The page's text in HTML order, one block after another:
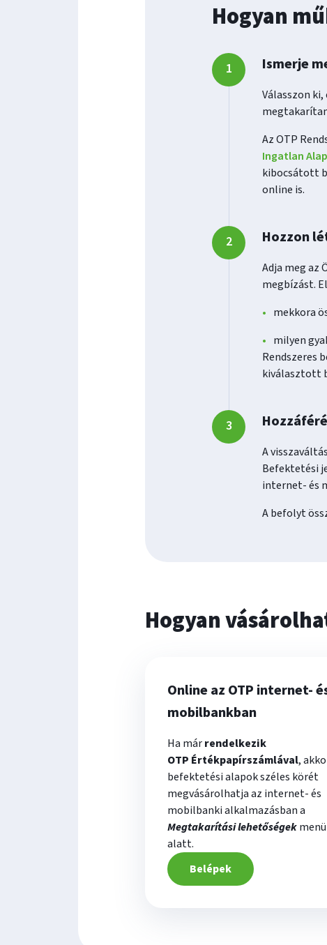
Hogyan
Ismerje
Válasszon
Az OTP
Ingatlan
kibocsátott
online is.
Hozzon
Adja meg az
megbízást.
mekkora
milyen
Rendszeres
kiválasztott
A
Befektetési
internet- és
A befolyt
Hogyan
Online az OTP internet-
mobilbankban
Ha márrendelkezik
OTP Értékpapírszámlával,
befektetési alapok széles körét
megvásárolhatja az internet- és
mobilbanki alkalmazásban a
Megtakarítási lehetőségek
alatt.
Belépek